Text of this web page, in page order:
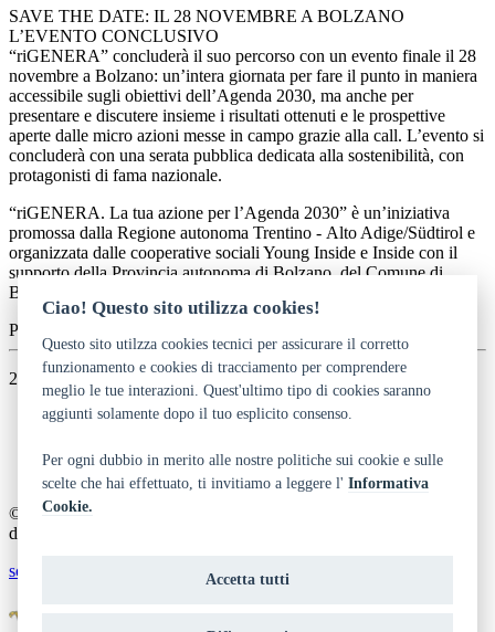
SAVE THE DATE: IL 28 NOVEMBRE A BOLZANO
L’EVENTO CONCLUSIVO
“riGENERA” concluderà il suo percorso con un evento finale il 28
novembre a Bolzano: un’intera giornata per fare il punto in maniera
accessibile sugli obiettivi dell’Agenda 2030, ma anche per
presentare e discutere insieme i risultati ottenuti e le prospettive
aperte dalle micro azioni messe in campo grazie alla call. L’evento si
concluderà con una serata pubblica dedicata alla sostenibilità, con
protagonisti di fama nazionale.
“riGENERA. La tua azione per l’Agenda 2030” è un’iniziativa
promossa dalla Regione autonoma Trentino - Alto Adige/Südtirol e
organizzata dalle cooperative sociali Young Inside e Inside con il
supporto della Provincia autonoma di Bolzano, del Comune di
Bolzano e della Fondazione Cassa di Risparmio di Bolzano.
Press Office Generazioni
22/07/2025
Dichiarazione di accessibilità
Note legali e crediti
Art Bonus
© 2014 - 2026 TrentinoCultura - Ideazione e coordinamento a cura
del Dipartimento Cultura, Turismo, Promozione e Sport
scrivi alla redazione
Ciao! Questo sito utilizza cookies!
Questo sito utilzza cookies tecnici per assicurare il corretto
funzionamento e cookies di tracciamento per comprendere
meglio le tue interazioni. Quest'ultimo tipo di cookies saranno
aggiunti solamente dopo il tuo esplicito consenso.
Per ogni dubbio in merito alle nostre politiche sui cookie e sulle
scelte che hai effettuato, ti invitiamo a leggere l'Informativa
Cookie.
Accetta tutti